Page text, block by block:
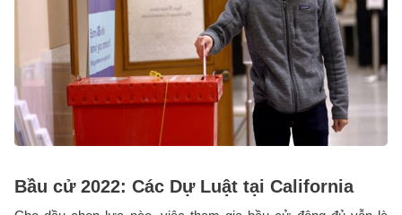
Bầu cử 2022: Các Dự Luật tại California